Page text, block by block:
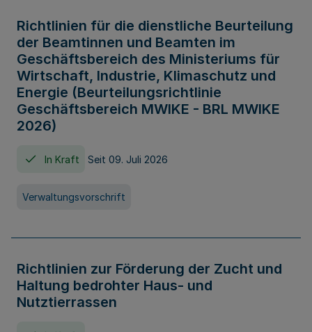
Richtlinien für die dienstliche Beurteilung
der Beamtinnen und Beamten im
Geschäftsbereich des Ministeriums für
Wirtschaft, Industrie, Klimaschutz und
Energie (Beurteilungsrichtlinie
Geschäftsbereich MWIKE - BRL MWIKE
2026)
In Kraft Seit 09. Juli 2026
Verwaltungsvorschrift
Richtlinien zur Förderung der Zucht und
Haltung bedrohter Haus- und
Nutztierrassen